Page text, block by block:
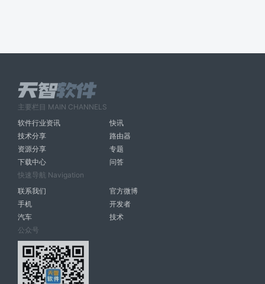
主要栏目 MAIN CHANNELS
软件行业资讯
快讯
技术分享
路由器
资源分享
专题
下载中心
问答
快速导航 Navigation
联系我们
官方微博
手机
开发者
汽车
技术
公众号